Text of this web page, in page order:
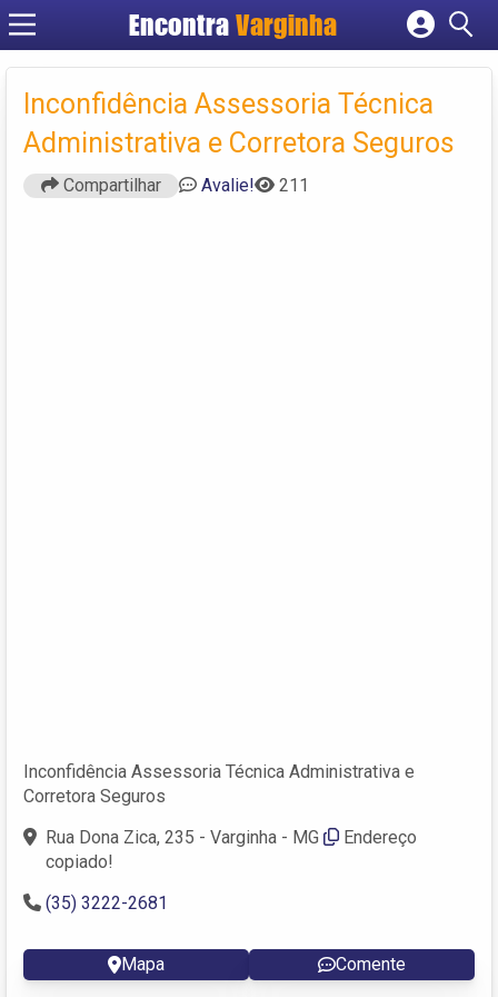
EncontraVarginha
Cadastrar empresa
Criar conta
Inconfidência Assessoria Técnica
Administrativa e Corretora Seguros
Compartilhar Avalie! 211
Inconfidência Assessoria Técnica Administrativa e
Corretora Seguros
Rua Dona Zica, 235 - Varginha - MG
Endereço
copiado!
(35) 3222-2681
Mapa Comente